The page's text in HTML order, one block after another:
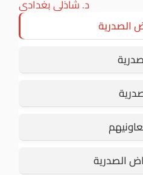
د. شاذلى بغدادى
الصدرية
الصدرية